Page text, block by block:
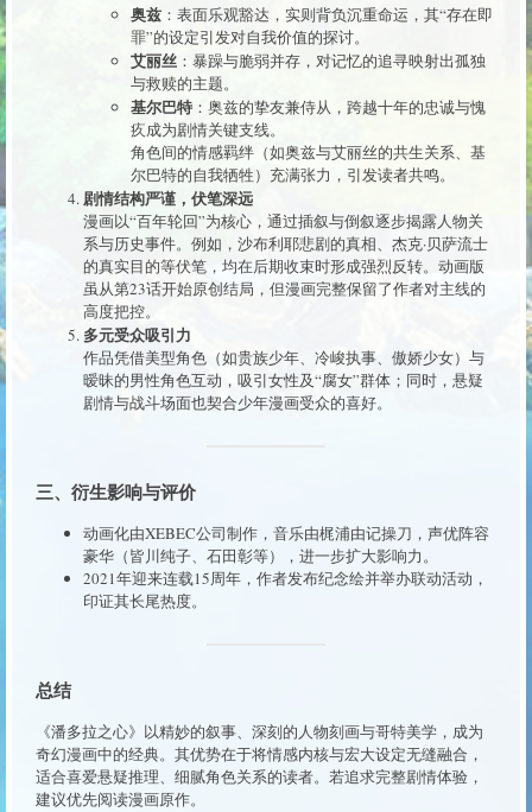
奥兹 ：表面乐观豁达，实则背负沉重命运，其“存在即
罪”的设定引发对自我价值的探讨。
艾丽丝 ：暴躁与脆弱并存，对记忆的追寻映射出孤独
与救赎的主题。
基尔巴特：奥兹的挚友兼侍从，跨越十年的忠诚与愧
疚成为剧情关键支线。
角色间的情感羁绊（如奥兹与艾丽丝的共生关系、基
尔巴特的自我牺牲）充满张力，引发读者共鸣。
剧情结构严谨，伏笔深远
漫画以“百年轮回”为核心，通过插叙与倒叙逐步揭露人物关
系与历史事件。例如，沙布利耶悲剧的真相、杰克·贝萨流士
的真实目的等伏笔，均在后期收束时形成强烈反转。动画版
虽从第23话开始原创结局，但漫画完整保留了作者对主线的
高度把控。
多元受众吸引力
作品凭借美型角色（如贵族少年、冷峻执事、傲娇少女）与
暧昧的男性角色互动，吸引女性及“腐女”群体；同时，悬疑
剧情与战斗场面也契合少年漫画受众的喜好。
三、衍生影响与评价
动画化由XEBEC公司制作，音乐由梶浦由记操刀，声优阵容
豪华（皆川纯子、石田彰等），进一步扩大影响力。
2021年迎来连载15周年，作者发布纪念绘并举办联动活动，
印证其长尾热度。
总结
《潘多拉之心》以精妙的叙事、深刻的人物刻画与哥特美学，成为
奇幻漫画中的经典。其优势在于将情感内核与宏大设定无缝融合，
适合喜爱悬疑推理、细腻角色关系的读者。若追求完整剧情体验，
建议优先阅读漫画原作。